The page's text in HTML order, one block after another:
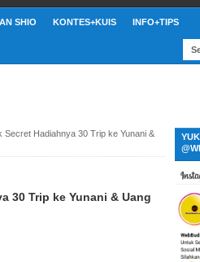
SHIO KONTES+KUIS INFO+TIPS
Hadiahnya 30 Trip ke Yunani &
30 Trip ke Yunani & Uang